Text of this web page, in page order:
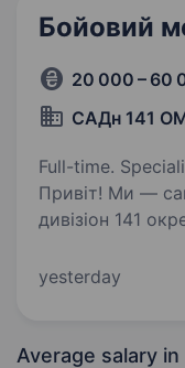
Бойовий
20 000 – 60
САДн 141
Full-time.
Привіт! Ми —
дивізіон 141
бореться за мир
yesterday
Average salary in